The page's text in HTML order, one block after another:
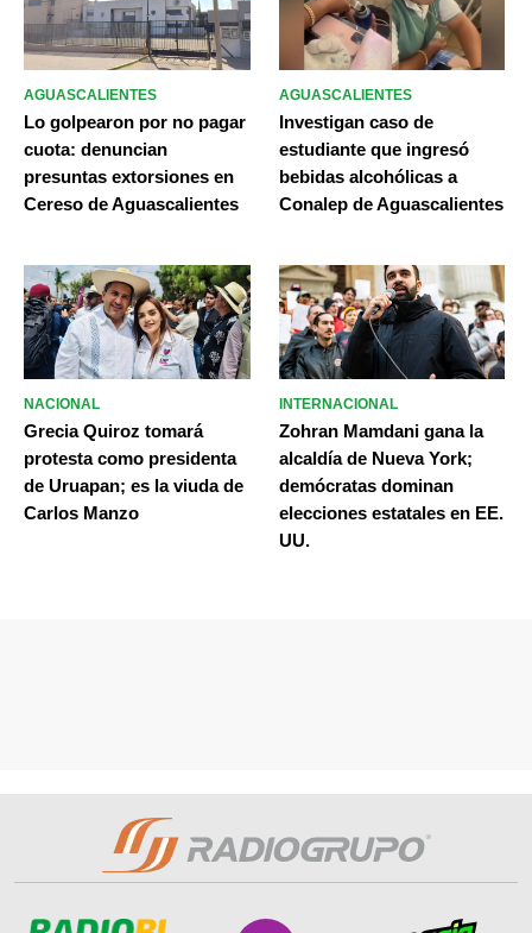
AGUASCALIENTES
Lo golpearon por no pagar
cuota: denuncian
presuntas extorsiones en
Cereso de Aguascalientes
AGUASCALIENTES
Investigan caso de
estudiante que ingresó
bebidas alcohólicas a
Conalep de Aguascalientes
NACIONAL
Grecia Quiroz tomará
protesta como presidenta
de Uruapan; es la viuda de
Carlos Manzo
INTERNACIONAL
Zohran Mamdani gana la
alcaldía de Nueva York;
demócratas dominan
elecciones estatales en EE.
UU.